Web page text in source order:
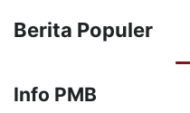
Berita Populer
Info PMB